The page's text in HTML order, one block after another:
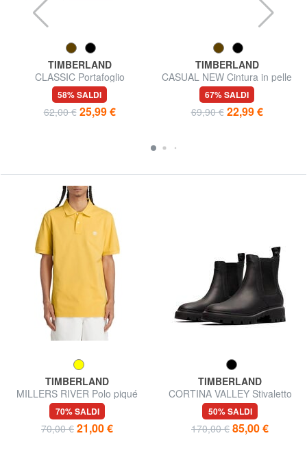
TIMBERLAND
CLASSIC Portafoglio
portamonete in pelle
58% SALDI
62,00 € 25,99 €
TIMBERLAND
CASUAL NEW Cintura in pelle
67% SALDI
69,90 € 22,99 €
TIMBERLAND
MILLERS RIVER Polo piqué
70% SALDI
70,00 € 21,00 €
TIMBERLAND
CORTINA VALLEY Stivaletto
chelsea in pelle
50% SALDI
170,00 € 85,00 €